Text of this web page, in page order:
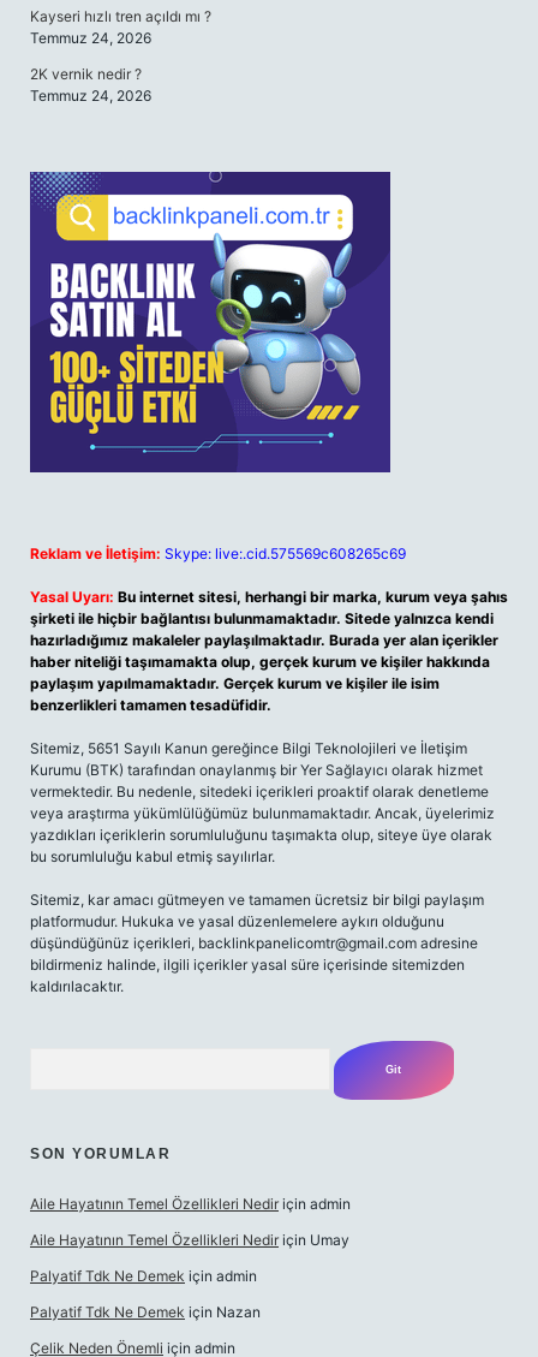
Kayseri hızlı tren açıldı mı ?
Temmuz 24, 2026
2K vernik nedir ?
Temmuz 24, 2026
Reklam ve İletişim: Skype: live:.cid.575569c608265c69
Yasal Uyarı: Bu internet sitesi, herhangi bir marka, kurum veya şahıs
şirketi ile hiçbir bağlantısı bulunmamaktadır. Sitede yalnızca kendi
hazırladığımız makaleler paylaşılmaktadır. Burada yer alan içerikler
haber niteliği taşımamakta olup, gerçek kurum ve kişiler hakkında
paylaşım yapılmamaktadır. Gerçek kurum ve kişiler ile isim
benzerlikleri tamamen tesadüfidir.
Sitemiz, 5651 Sayılı Kanun gereğince Bilgi Teknolojileri ve İletişim
Kurumu (BTK) tarafından onaylanmış bir Yer Sağlayıcı olarak hizmet
vermektedir. Bu nedenle, sitedeki içerikleri proaktif olarak denetleme
veya araştırma yükümlülüğümüz bulunmamaktadır. Ancak, üyelerimiz
yazdıkları içeriklerin sorumluluğunu taşımakta olup, siteye üye olarak
bu sorumluluğu kabul etmiş sayılırlar.
Sitemiz, kar amacı gütmeyen ve tamamen ücretsiz bir bilgi paylaşım
platformudur. Hukuka ve yasal düzenlemelere aykırı olduğunu
düşündüğünüz içerikleri, backlinkpanelicomtr@gmail.com adresine
bildirmeniz halinde, ilgili içerikler yasal süre içerisinde sitemizden
kaldırılacaktır.
SON YORUMLAR
Aile Hayatının Temel Özellikleri Nedir için admin
Aile Hayatının Temel Özellikleri Nedir için Umay
Palyatif Tdk Ne Demek için admin
Palyatif Tdk Ne Demek için Nazan
Çelik Neden Önemli için admin